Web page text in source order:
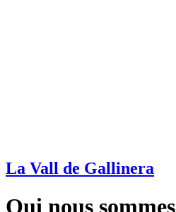
La Vall de Gallinera
Qui nous sommes